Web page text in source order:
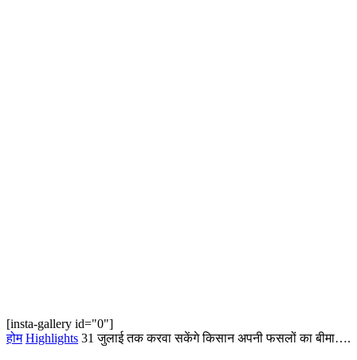
[insta-gallery id="0"]
होम Highlights 31 जुलाई तक करवा सकेंगे किसान अपनी फसलों का बीमा….